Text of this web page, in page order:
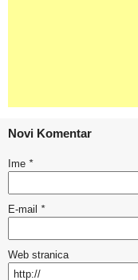
Novi Komentar
Ime *
E-mail *
Web stranica